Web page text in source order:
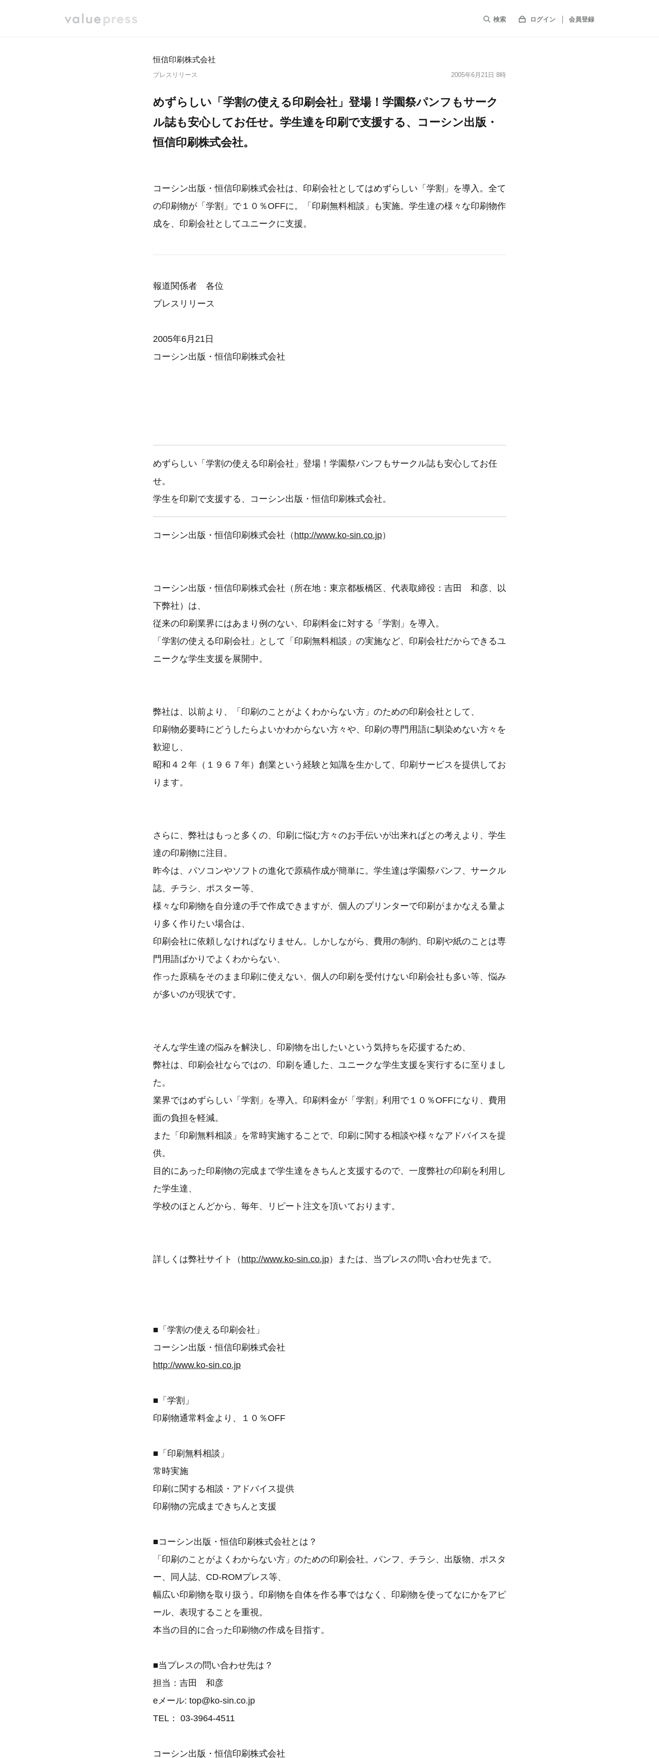
検索 ログイン 会員登録
恒信印刷株式会社
プレスリリース 2005年6月21日 8時
めずらしい「学割の使える印刷会社」登場！学園祭パンフもサーク
ル誌も安心してお任せ。学生達を印刷で支援する、コーシン出版・
恒信印刷株式会社。
コーシン出版・恒信印刷株式会社は、印刷会社としてはめずらしい「学割」を導入。全て
の印刷物が「学割」で１０％OFFに。「印刷無料相談」も実施。学生達の様々な印刷物作
成を、印刷会社としてユニークに支援。
報道関係者 各位
プレスリリース
2005年6月21日
コーシン出版・恒信印刷株式会社
めずらしい「学割の使える印刷会社」登場！学園祭パンフもサークル誌も安心してお任
せ。
学生を印刷で支援する、コーシン出版・恒信印刷株式会社。
コーシン出版・恒信印刷株式会社（ http://www.ko-sin.co.jp）
コーシン出版・恒信印刷株式会社（所在地：東京都板橋区、代表取締役：吉田 和彦、以
下弊社）は、
従来の印刷業界にはあまり例のない、印刷料金に対する「学割」を導入。
「学割の使える印刷会社」として「印刷無料相談」の実施など、印刷会社だからできるユ
ニークな学生支援を展開中。
弊社は、以前より、「印刷のことがよくわからない方」のための印刷会社として、
印刷物必要時にどうしたらよいかわからない方々や、印刷の専門用語に馴染めない方々を
歓迎し、
昭和４２年（１９６７年）創業という経験と知識を生かして、印刷サービスを提供してお
ります。
さらに、弊社はもっと多くの、印刷に悩む方々のお手伝いが出来ればとの考えより、学生
達の印刷物に注目。
昨今は、パソコンやソフトの進化で原稿作成が簡単に。学生達は学園祭パンフ、サークル
誌、チラシ、ポスター等、
様々な印刷物を自分達の手で作成できますが、個人のプリンターで印刷がまかなえる量よ
り多く作りたい場合は、
印刷会社に依頼しなければなりません。しかしながら、費用の制約、印刷や紙のことは専
門用語ばかりでよくわからない、
作った原稿をそのまま印刷に使えない、個人の印刷を受付けない印刷会社も多い等、悩み
が多いのが現状です。
そんな学生達の悩みを解決し、印刷物を出したいという気持ちを応援するため、
弊社は、印刷会社ならではの、印刷を通した、ユニークな学生支援を実行するに至りまし
た。
業界ではめずらしい「学割」を導入。印刷料金が「学割」利用で１０％OFFになり、費用
面の負担を軽減。
また「印刷無料相談」を常時実施することで、印刷に関する相談や様々なアドバイスを提
供。
目的にあった印刷物の完成まで学生達をきちんと支援するので、一度弊社の印刷を利用し
た学生達、
学校のほとんどから、毎年、リピート注文を頂いております。
詳しくは弊社サイト（ http://www.ko-sin.co.jp）または、当プレスの問い合わせ先まで。
■「学割の使える印刷会社」
コーシン出版・恒信印刷株式会社
http://www.ko-sin.co.jp
■「学割」
印刷物通常料金より、１０％OFF
■「印刷無料相談」
常時実施
印刷に関する相談・アドバイス提供
印刷物の完成まできちんと支援
■コーシン出版・恒信印刷株式会社とは？
「印刷のことがよくわからない方」のための印刷会社。パンフ、チラシ、出版物、ポスタ
ー、同人誌、CD-ROMプレス等、
幅広い印刷物を取り扱う。印刷物を自体を作る事ではなく、印刷物を使ってなにかをアピ
ール、表現することを重視。
本当の目的に合った印刷物の作成を目指す。
■当プレスの問い合わせ先は？
担当：吉田 和彦
eメール: top@ko-sin.co.jp
TEL： 03-3964-4511
コーシン出版・恒信印刷株式会社